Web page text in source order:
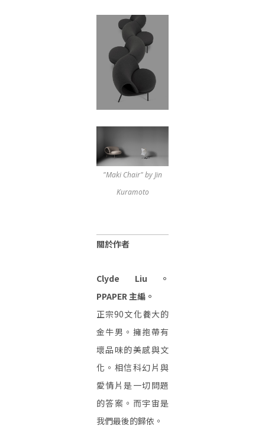
"Maki Chair" by Jin
Kuramoto
關於作者
Clyde Liu。
PPAPER 主編。
正宗90文化養大的
金牛男。擁抱帶有
壞品味的美感與文
化。相信科幻片與
愛情片是一切問題
的答案。而宇宙是
我們最後的歸依。